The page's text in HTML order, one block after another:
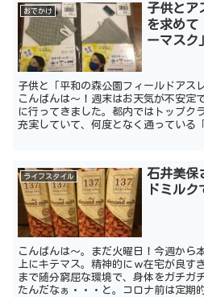
おでかけ
子供とア
を求めて
ーマスク
子供と「平和の森公園フィールドアス
こんばんは～！週末はお天気が不安定
に行ってきました。都内ではトップク
充実していて、何度となく通っている
ライフスタイル
石井美保
ドミル
こんばんは～。まだ火曜日！今週から
上にキテマス。精神的にｗ在宅が良す
まで随分窮屈な環境で、身体をガチガ
たんだなぁ・・・と。コロナ前は定期